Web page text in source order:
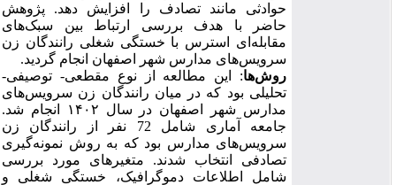
حوادثی مانند تصادف را افزایش دهد. پژوهش
حاضر با هدف بررسی ارتباط بین سبک‌های
مقابله‌ای استرس با خستگی شغلی رانندگان زن
سرویس‌های مدارس شهر اصفهان انجام گردید.
روش‌ها:این مطالعه از نوع مقطعی- توصیفی-
تحلیلی بود که در میان رانندگان زن سرویس‌های
مدارس شهر اصفهان در سال ۱۴۰۲ انجام شد.
جامعه آماری شامل 72 نفر از رانندگان زن
سرویس‌های مدارس بود که به روش نمونه‌گیری
تصادفی انتخاب شدند. متغیرهای مورد بررسی
شامل اطلاعات دموگرافیک، خستگی شغلی و